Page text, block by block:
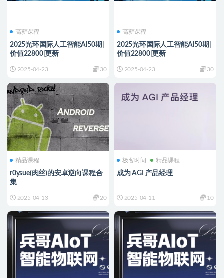
高薪课程
2025光环国际人工智能AI50期|
价值22800|更新
2025-04-23 30
高薪课程
2025光环国际人工智能AI50期|
价值22800|更新
2025-04-23 30
精品课程
r0ysue(肉丝)的安卓逆向课程合
集
2025-04-13 20
极客时间 精品课程
成为 AGI 产品经理
2025-04-11 10